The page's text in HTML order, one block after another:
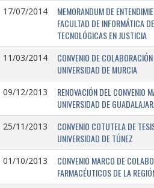
17/07/2014
MEMORANDUM DE
FACULTAD DE INFORMÁTICA
TECNOLÓGICAS EN JUSTICIA
11/03/2014
CONVENIO DE
UNIVERSIDAD DE MURCIA
09/12/2013
RENOVACIÓN DEL CONVENIO
UNIVERSIDAD DE
25/11/2013
CONVENIO COTUTELA DE
UNIVERSIDAD DE TÚNEZ
01/10/2013
CONVENIO MARCO DE
FARMACÉUTICOS DE LA